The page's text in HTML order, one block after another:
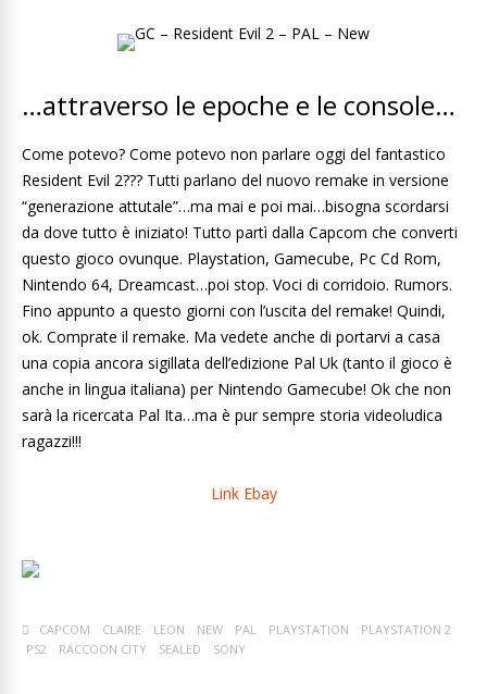
…attraverso le epoche e le console…
Come potevo? Come potevo non parlare oggi del fantastico
Resident Evil 2??? Tutti parlano del nuovo remake in versione
“generazione attutale”…ma mai e poi mai…bisogna scordarsi
da dove tutto è iniziato! Tutto partì dalla Capcom che converti
questo gioco ovunque. Playstation, Gamecube, Pc Cd Rom,
Nintendo 64, Dreamcast…poi stop. Voci di corridoio. Rumors.
Fino appunto a questo giorni con l’uscita del remake! Quindi,
ok. Comprate il remake. Ma vedete anche di portarvi a casa
una copia ancora sigillata dell’edizione Pal Uk (tanto il gioco è
anche in lingua italiana) per Nintendo Gamecube! Ok che non
sarà la ricercata Pal Ita…ma è pur sempre storia videoludica
ragazzi!!!
Link Ebay
CAPCOM CLAIRE LEON NEW PAL PLAYSTATION
PLAYSTATION 2
PS2
RACCOON CITY SEALED SONY